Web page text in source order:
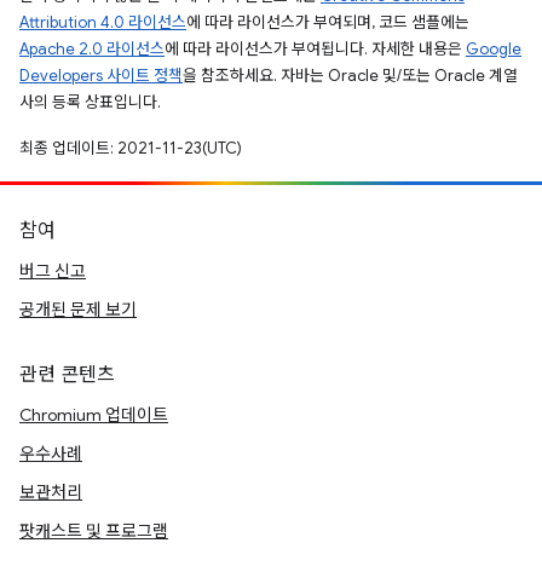
Attribution 4.0 라이선스에 따라 라이선스가 부여되며, 코드 샘플에는
Apache 2.0 라이선스에 따라 라이선스가 부여됩니다. 자세한 내용은 Google
Developers 사이트 정책을 참조하세요. 자바는 Oracle 및/또는 Oracle 계열
사의 등록 상표입니다.
최종 업데이트: 2021-11-23(UTC)
참여
버그 신고
공개된 문제 보기
관련 콘텐츠
Chromium 업데이트
우수사례
보관처리
팟캐스트 및 프로그램